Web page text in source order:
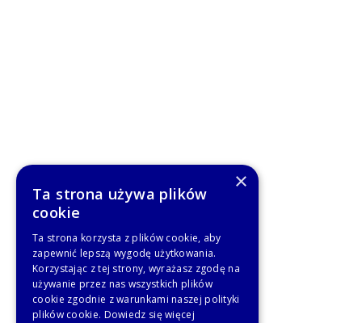
×
Ta strona używa plików
cookie
Ta strona korzysta z plików cookie, aby
zapewnić lepszą wygodę użytkowania.
Korzystając z tej strony, wyrażasz zgodę na
używanie przez nas wszystkich plików
cookie zgodnie z warunkami naszej polityki
plików cookie. Dowiedz się więcej